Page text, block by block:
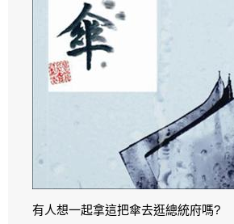
有人想一起拿這把傘去逛總統府嗎?